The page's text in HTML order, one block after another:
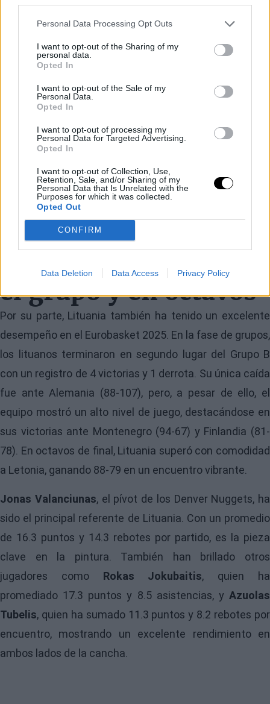
Personal Data Processing Opt Outs
I want to opt-out of the Sharing of my
personal data.
Opted In
I want to opt-out of the Sale of my
Personal Data.
Opted In
I want to opt-out of processing my
Personal Data for Targeted Advertising.
Opted In
I want to opt-out of Collection, Use,
Retention, Sale, and/or Sharing of my
Personal Data that Is Unrelated with the
Purposes for which it was collected.
Opted Out
CONFIRM
Data Deletion Data Access Privacy Policy
con un promedio de 33.5 puntos por partido y 9.8
rebotes. A su lado,
también han sido fundamentales. Dorsey ha
promediado 12 puntos por encuentro, mientras que
Papanikolaou ha aportado 10.3 puntos y 5 rebotes por
partido, mostrando su versatilidad y liderazgo en la
cancha.
Lituania: Dominio en
el grupo y en octavos
Por su parte, Lituania también ha tenido un excelente
desempeño en el Eurobasket 2025. En la fase de grupos,
los lituanos terminaron en segundo lugar del Grupo B
con un registro de 4 victorias y 1 derrota. Su única caída
fue ante Alemania (88-107), pero, a pesar de ello, el
equipo mostró un alto nivel de juego, destacándose en
sus victorias ante Montenegro (94-67) y Finlandia (81-
78). En octavos de final, Lituania superó con comodidad
a Letonia, ganando 88-79 en un encuentro vibrante.
Jonas Valanciunas, el pívot de los Denver Nuggets, ha
sido el principal referente de Lituania. Con un promedio
de 16.3 puntos y 14.3 rebotes por partido, es la pieza
clave en la pintura. También han brillado otros
jugadores como Rokas Jokubaitis, quien ha
promediado 17.3 puntos y 8.5 asistencias, y Azuolas
Tubelis, quien ha sumado 11.3 puntos y 8.2 rebotes por
encuentro, mostrando un excelente rendimiento en
ambos lados de la cancha.